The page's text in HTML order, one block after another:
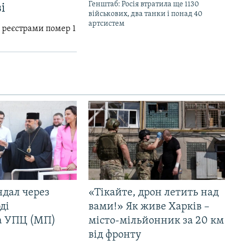
помер 1
Генштаб: Росія втратила ще 1130
військових, два танки і понад 40
артсистем
через
УПЦ (МП)
«Тікайте, дрон летить над
вами!» Як живе Харків –
місто-мільйонник за 20 км
від фронту